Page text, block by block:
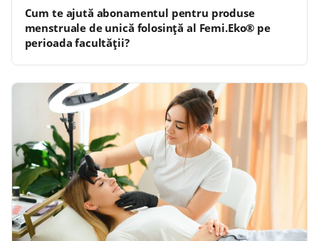
Cum te ajută abonamentul pentru produse
menstruale de unică folosință al Femi.Eko® pe
perioada facultății?